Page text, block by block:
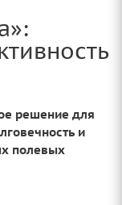
решение для
и
полевых